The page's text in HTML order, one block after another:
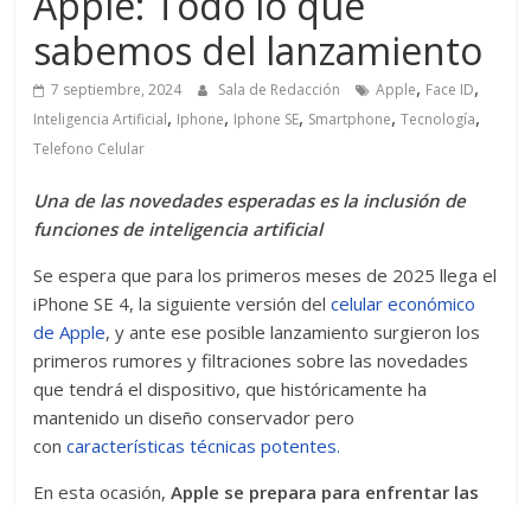
sabemos del lanzamiento
7 septiembre, 2024 Sala de Redacción Apple, Face ID,
Inteligencia Artificial, Iphone, Iphone SE, Smartphone,Tecnología,
Telefono Celular
Una de las novedades esperadas es la inclusión de
funciones de inteligencia artificial
Se espera que para los primeros meses de 2025 llega el
iPhone SE 4, la siguiente versión del celular económico
de Apple, y ante ese posible lanzamiento surgieron los
primeros rumores y filtraciones sobre las novedades
que tendrá el dispositivo, que históricamente ha
mantenido un diseño conservador pero
concaracterísticas técnicas potentes.
En esta ocasión, Apple se prepara para enfrentar las